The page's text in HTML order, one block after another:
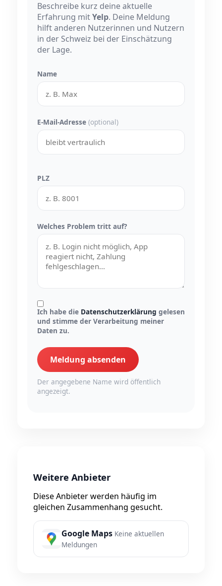
Beschreibe kurz deine aktuelle
Erfahrung mitYelp. Deine Meldung
hilft anderen Nutzerinnen und Nutzern
in der Schweiz bei der Einschätzung
der Lage.
Name
E-Mail-Adresse (optional)
PLZ
Welches Problem tritt auf?
Ich habe die Datenschutzerklärung gelesen
und stimme der Verarbeitung meiner
Daten zu.
Meldung absenden
Der angegebene Name wird öffentlich
angezeigt.
Weitere Anbieter
Diese Anbieter werden häufig im
gleichen Zusammenhang gesucht.
Google Maps Keine aktuellen
Meldungen